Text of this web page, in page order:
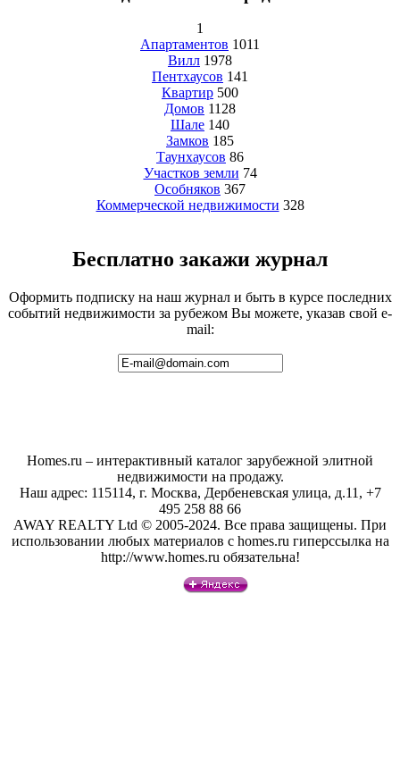
1
Апартаментов 1011
Вилл 1978
Пентхаусов 141
Квартир 500
Домов 1128
Шале 140
Замков 185
Таунхаусов 86
Участков земли 74
Особняков 367
Коммерческой недвижимости 328
Бесплатно закажи журнал
Оформить подписку на наш журнал и быть в курсе последних
событий недвижимости за рубежом Вы можете, указав свой e-
mail:
Homes.ru – интерактивный каталог зарубежной элитной
недвижимости на продажу.
Наш адрес: 115114, г. Москва, Дербеневская улица, д.11, +7
495 258 88 66
AWAY REALTY Ltd © 2005-2024. Все права защищены. При
использовании любых материалов с homes.ru гиперссылка на
http://www.homes.ru обязательна!